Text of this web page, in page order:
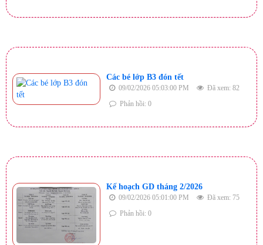
Các bé lớp B3 đón tết
09/02/2026 05:03:00 PM
Đã xem: 82
Phản hồi: 0
Kế hoạch GD tháng 2/2026
09/02/2026 05:01:00 PM
Đã xem: 75
Phản hồi: 0